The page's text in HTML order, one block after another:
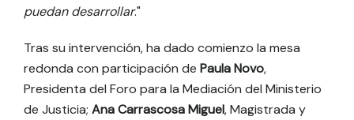
puedan desarrollar."
Tras su intervención, ha dado comienzo la mesa
redonda con participación de Paula Novo,
Presidenta del Foro para la Mediación del Ministerio
de Justicia; Ana Carrascosa Miguel, Magistrada y